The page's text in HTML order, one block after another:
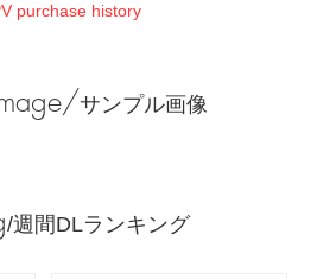
purchase history
サンプル画像
/週間DLランキング